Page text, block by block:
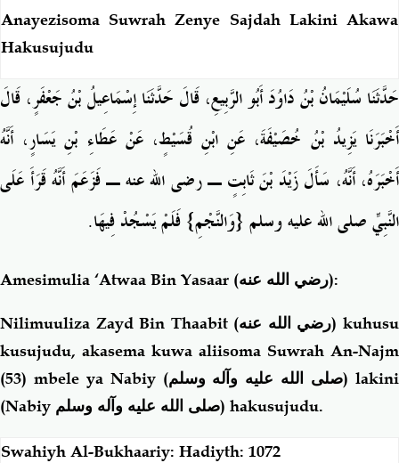
Anayezisoma Suwrah Zenye Sajdah Lakini Akawa
Hakusujudu
حَدَّثَنَا سُلَيْمَانُ بْنُ دَاوُدَ أَبُو الرَّبِيعِ، قَالَ حَدَّثَنَا إِسْمَاعِيلُ بْنُ جَعْفَرٍ، قَالَ
أَخْبَرَنَا يَزِيدُ بْنُ خُصَيْفَةَ، عَنِ ابْنِ قُسَيْطٍ، عَنْ عَطَاءِ بْنِ يَسَارٍ، أَنَّهُ
أَخْبَرَهُ، أَنَّهُ، سَأَلَ زَيْدَ بْنَ ثَابِتٍ ـ رضى الله عنه ـ فَزَعَمَ أَنَّهُ قَرَأَ عَلَى
النَّبِيِّ صلى الله عليه وسلم ‏{‏وَالنَّجْمِ‏}‏ فَلَمْ يَسْجُدْ فِيهَا‏.‏
Amesimulia ‘Atwaa Bin Yasaar (رضي الله عنه):
Nilimuuliza Zayd Bin Thaabit (رضي الله عنه) kuhusu
kusujudu, akasema kuwa aliisoma Suwrah An-Najm
(53) mbele ya Nabiy (صلى الله عليه وآله وسلم) lakini
(Nabiy صلى الله عليه وآله وسلم) hakusujudu.
Swahiyh Al-Bukhaariy: Hadiyth: 1072